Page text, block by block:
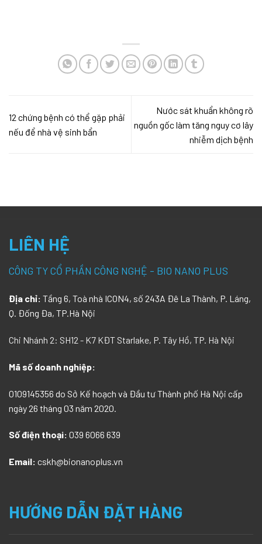
12 chứng bệnh có thể gặp phải
nếu để nhà vệ sinh bẩn
Nước sát khuẩn không rõ
nguồn gốc làm tăng nguy cơ lây
nhiễm dịch bệnh
LIÊN HỆ
CÔNG TY CỔ PHẦN CÔNG NGHỆ - BIO NANO PLUS
Địa chỉ: Tầng 6, Toà nhà ICON4, số 243A Đê La Thành, P. Láng,
Q. Đống Đa, TP.Hà Nội
Chi Nhánh 2: SH12 - K7 KĐT Starlake, P. Tây Hồ, TP. Hà Nội
Mã số doanh nghiệp:
0109145356 do Sở Kế hoạch và Đầu tư Thành phố Hà Nội cấp
ngày 26 tháng 03 năm 2020.
Số điện thoại: 039 6066 639
Email: cskh@bionanoplus.vn
HƯỚNG DẪN ĐẶT HÀNG